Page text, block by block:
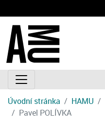
Úvodní stránka HAMU
Pavel POLÍVKA